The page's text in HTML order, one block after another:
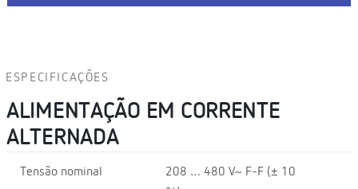
ESPECIFICAÇÕES
ALIMENTAÇÃO EM CORRENTE
ALTERNADA
Tensão nominal
208 … 480 V~ F-F (± 10